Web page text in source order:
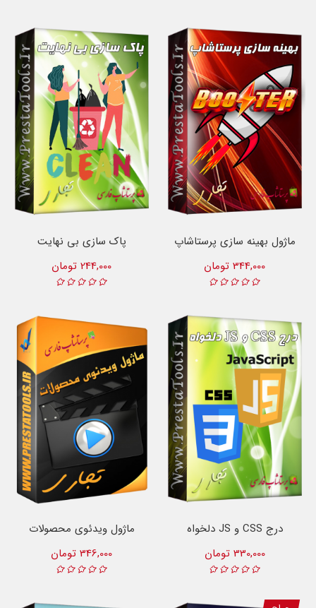
ماژول بهینه سازی پرستاشاپ
344,000 تومان
پاک سازی بی نهایت
244,000 تومان
درج CSS و JS دلخواه
330,000 تومان
ماژول ویدئوی محصولات
346,000 تومان